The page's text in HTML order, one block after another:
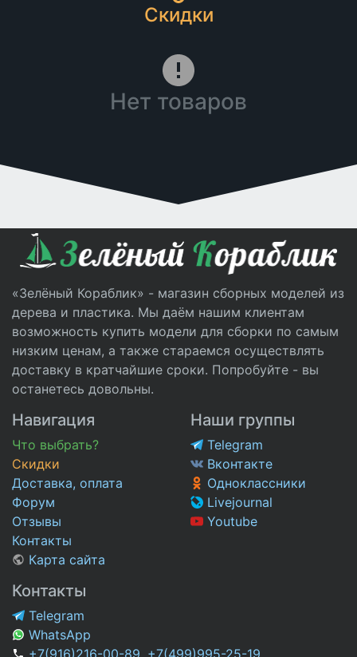
Скидки
Нет товаров
«Зелёный Кораблик» - магазин сборных моделей из
дерева и пластика. Мы даём нашим клиентам
возможность купить модели для сборки по самым
низким ценам, а также стараемся осуществлять
доставку в кратчайшие сроки. Попробуйте - вы
останетесь довольны.
Навигация
Что выбрать?
Скидки
Доставка, оплата
Форум
Отзывы
Контакты
Карта сайта
Наши группы
Telegram
Вконтакте
Одноклассники
Livejournal
Youtube
Контакты
Telegram
WhatsApp
+7(916)216-00-89 +7(499)995-25-19